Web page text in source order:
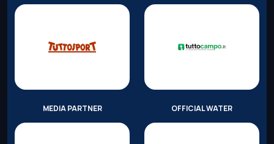
MEDIA PARTNER OFFICIAL WATER